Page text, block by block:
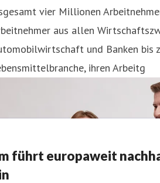
vier Millionen
aus allen
und Banken bis
ihren Arbeitg
führt europaweit